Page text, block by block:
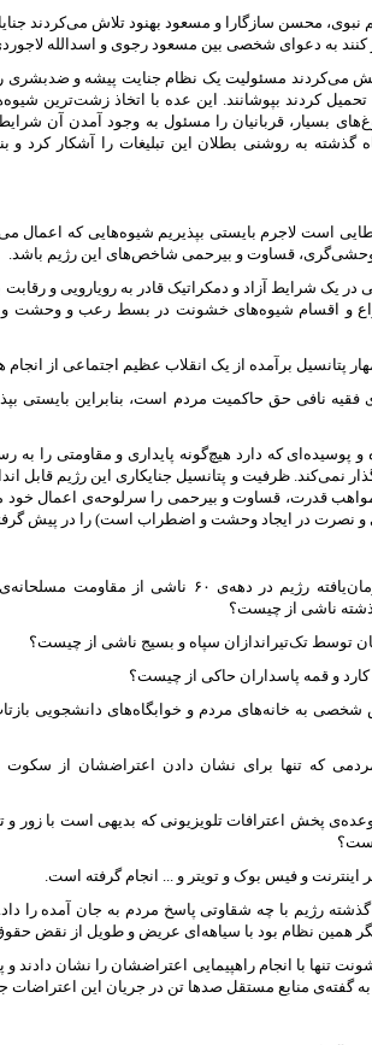
‌کنند به دعوای شخصی بین مسعود رجوی و اسدالله
می‌کردند مسئولیت یک نظام جنایت پیشه و ضدبشری
کردند بپوشانند. این عده با اتخاذ زشت‌ترین
بسیار، قربانیان را مسئول به وجود آمدن آن
گذشته به روشنی بطلان این تبلیغات را آشکار کرد و
است لاجرم بایستی بپذیریم شیوه‌‌هایی که اعمال
وحشی‌گری، قساوت و بیرحمی شاخص‌های این رژیم باشد.
یک شرایط آزاد و دمکراتیک قادر به رویارویی و
و اقسام شیوه‌های خشونت در بسط رعب و وحشت و
پتانسیل برآمده از یک انقلاب عظیم اجتماعی از انجام
فقیه نافی حق حاکمیت مردم است، بنابراین بایستی
پوسیده‌ای که دارد هیچ‌گونه پایداری و مقاومتی را
نمی‌کند. ظرفیت و پتانسیل جنایکاری این رژیم قابل
مواهب قدرت، قساوت و بیرحمی را سرلوحه‌ی اعمال
و نصرت در ایجاد وحشت و اضطراب است) را در پیش
اگر بپذیریم جنایات بیرحمانه و سازمان‌یافته رژیم در
ناشی از چیست؟
توسط تک‌تیراندازان سپاه و بسیج ناشی از چیست؟
کارد و قمه پاسداران حاکی از چیست؟
شخصی به خانه‌های مردم و خوابگاه‌های دانشجویی
که تنها برای نشان دادن اعتراضشان از سکوت
وعده‌ی پخش اعترافات تلویزیونی که بدیهی است با زور
اینترنت و فیس بوک و تویتر و ... انجام گرفته است.
رژیم با چه شقاوتی پاسخ مردم به جان آمده را
همین نظام بود با سیاهه‌ای عریض و طویل از نقض
تنها با انجام راهپیمایی اعتراضشان را نشان دادند
به گفته‌ی منابع مستقل صدها تن در جریان این اعتراضات